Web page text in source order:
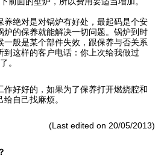
养绝对是对锅炉有好处，最起码是个安
炉的保养就能解决一切问题。锅炉到时
一般是某个部件失效，跟保养与否关系
到这样的客户电话：你上次给我做过
。
作好好的，如果为了保养打开燃烧腔和
自己找麻烦。
(Last edited on 20/05/2013)